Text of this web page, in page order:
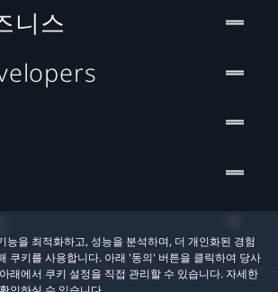
능을 최적화하고, 성능을 분석하며, 더 개인화된 경험
쿠키를 사용합니다. 아래 '동의' 버튼을 클릭하여 당사
래에서 쿠키 설정을 직접 관리할 수 있습니다. 자세한
니스